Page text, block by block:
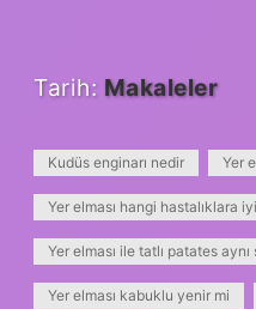
Tarih: Makaleler
Kudüs enginarı nedir Yer
Yer elması hangi hastalıklara
Yer elması ile tatlı patates aynı
Yer elması kabuklu yenir mi